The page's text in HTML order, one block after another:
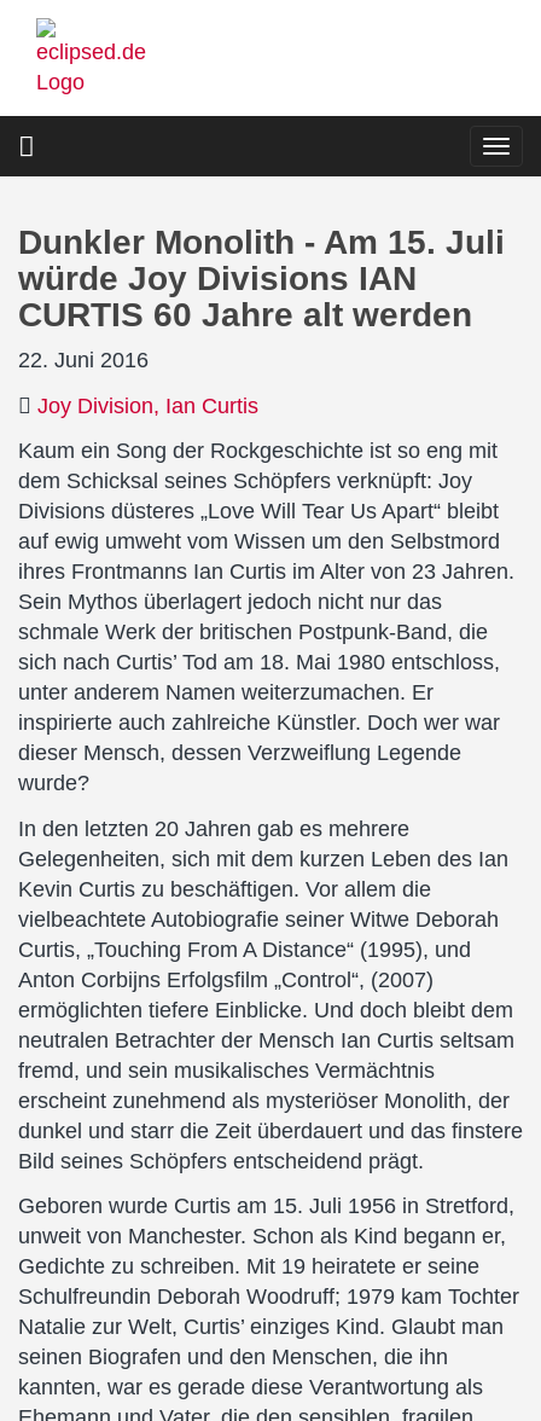
Direkt
zum
Inhalt
Dunkler Monolith - Am 15. Juli
würde Joy Divisions IAN
CURTIS 60 Jahre alt werden
22. Juni 2016
Joy Division Ian Curtis
Kaum ein Song der Rockgeschichte ist so eng mit
dem Schicksal seines Schöpfers verknüpft: Joy
Divisions düsteres „Love Will Tear Us Apart“ bleibt
auf ewig umweht vom Wissen um den Selbstmord
ihres Frontmanns Ian Curtis im Alter von 23 Jahren.
Sein Mythos überlagert jedoch nicht nur das
schmale Werk der britischen Postpunk-Band, die
sich nach Curtis’ Tod am 18. Mai 1980 entschloss,
unter anderem Namen weiterzumachen. Er
inspirierte auch zahlreiche Künstler. Doch wer war
dieser Mensch, dessen Verzweiflung Legende
wurde?
In den letzten 20 Jahren gab es mehrere
Gelegenheiten, sich mit dem kurzen Leben des Ian
Kevin Curtis zu beschäftigen. Vor allem die
vielbeachtete Autobiografie seiner Witwe Deborah
Curtis, „Touching From A Distance“ (1995), und
Anton Corbijns Erfolgsfilm „Control“, (2007)
ermöglichten tiefere Einblicke. Und doch bleibt dem
neutralen Betrachter der Mensch Ian Curtis seltsam
fremd, und sein musikalisches Vermächtnis
erscheint zunehmend als mysteriöser Monolith, der
dunkel und starr die Zeit überdauert und das finstere
Bild seines Schöpfers entscheidend prägt.
Geboren wurde Curtis am 15. Juli 1956 in Stretford,
unweit von Manchester. Schon als Kind begann er,
Gedichte zu schreiben. Mit 19 heiratete er seine
Schulfreundin Deborah Woodruff; 1979 kam Tochter
Natalie zur Welt, Curtis’ einziges Kind. Glaubt man
seinen Biografen und den Menschen, die ihn
kannten, war es gerade diese Verantwortung als